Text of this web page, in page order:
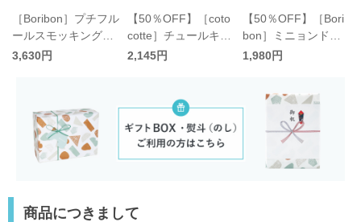
［Boribon］プチフル
ールスモッキングジ
ャンスカ キッズ／ボ
3,630円
【50％OFF】［coto
cotte］チュールキャ
ミ重ね着ワンピース
2,145円
【50％OFF】［Bori
bon］ミニョンドレ
ス キッズ／ボリボン
1,980円
商品につきまして